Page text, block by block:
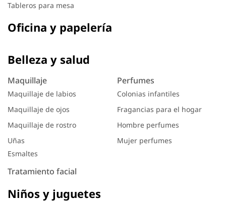
Tableros para mesa
Oficina y papelería
Belleza y salud
Maquillaje
Maquillaje de labios
Maquillaje de ojos
Maquillaje de rostro
Uñas
Esmaltes
Perfumes
Colonias infantiles
Fragancias para el hogar
Hombre perfumes
Mujer perfumes
Tratamiento facial
Niños y juguetes